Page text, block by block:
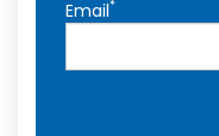
Email*